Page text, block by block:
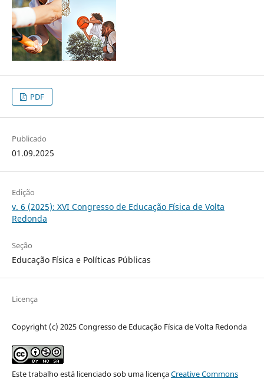
PDF
Publicado
01.09.2025
Edição
v. 6 (2025): XVI Congresso de Educação Física de Volta
Redonda
Seção
Educação Física e Políticas Públicas
Licença
Copyright (c) 2025 Congresso de Educação Física de Volta Redonda
Este trabalho está licenciado sob uma licençaCreative Commons